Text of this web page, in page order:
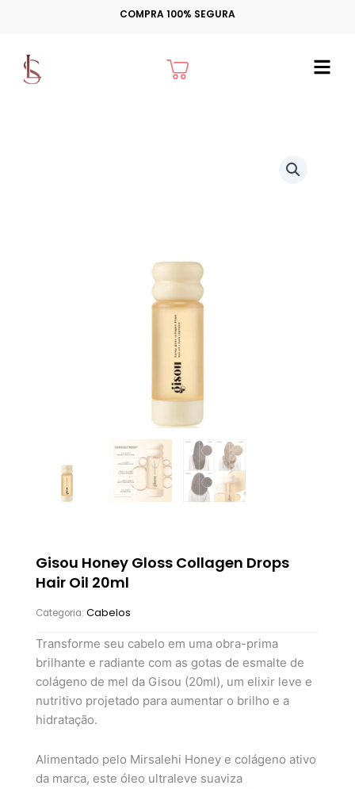
conteúdo
COMPRA 100% SEGURA
Cart
Gisou Honey Gloss Collagen Drops
Hair Oil 20ml
Categoria: Cabelos
Transforme seu cabelo em uma obra-prima
brilhante e radiante com as gotas de esmalte de
colágeno de mel da Gisou (20ml), um elixir leve e
nutritivo projetado para aumentar o brilho e a
hidratação.
Alimentado pelo Mirsalehi Honey e colágeno ativo
da marca, este óleo ultraleve suaviza